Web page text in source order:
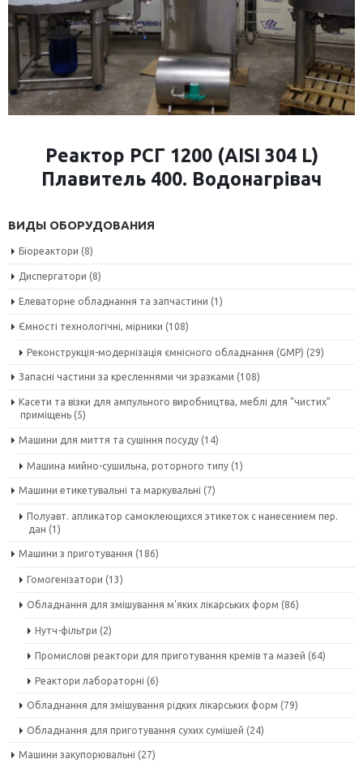
Реактор РСГ 1200 (AISI 304 L)
Плавитель 400. Водонагрівач
ВИДЫ ОБОРУДОВАНИЯ
Біореактори (8)
Диспергатори (8)
Елеваторне обладнання та запчастини (1)
Ємності технологічні, мірники (108)
Реконструкція-модернізація ємнісного обладнання (GMP) (29)
Запасні частини за кресленнями чи зразками (108)
Касети та візки для ампульного виробництва, меблі для "чистих"
приміщень (5)
Машини для миття та сушіння посуду (14)
Машина мийно-сушильна, роторного типу (1)
Машини етикетувальні та маркувальні (7)
Полуавт. апликатор самоклеющихся этикеток с нанесением пер.
дан (1)
Машини з приготування (186)
Гомогенізатори (13)
Обладнання для змішування м'яких лікарських форм (86)
Нутч-фільтри (2)
Промислові реактори для приготування кремів та мазей (64)
Реактори лабораторні (6)
Обладнання для змішування рідких лікарських форм (79)
Обладнання для приготування сухих сумішей (24)
Машини закупорювальні (27)